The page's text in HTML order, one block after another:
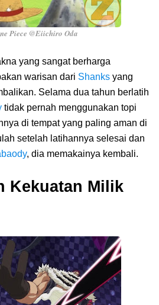
Piece @Eiichiro Oda
yang sangat berharga
warisan dari Shanks yang
Selama dua tahun berlatih
tidak pernah menggunakan topi
di tempat yang paling aman di
setelah latihannya selesai dan
, dia memakainya kembali.
Kekuatan Milik